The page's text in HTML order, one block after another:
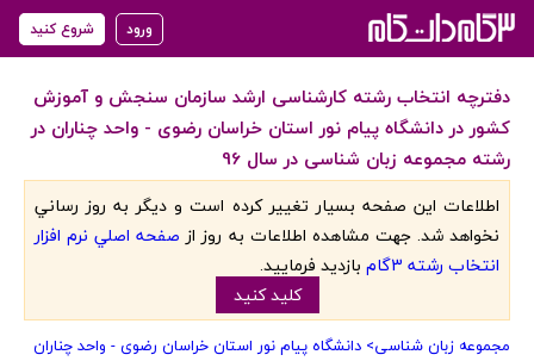
ورود شروع کنید
دفترچه انتخاب رشته کارشناسی ارشد سازمان سنجش و آموزش
کشور در دانشگاه پیام نور استان خراسان رضوی - واحد چناران در
رشته مجموعه زبان شناسی در سال 96
اطلاعات اين صفحه بسيار تغيير کرده است و ديگر به روز رساني
نخواهد شد. جهت مشاهده اطلاعات به روز از صفحه اصلي نرم افزار
انتخاب رشته 3گام
بازديد فرماييد.
کليد کنيد
مجموعه زبان شناسی> دانشگاه پیام نور استان خراسان رضوی - واحد چناران